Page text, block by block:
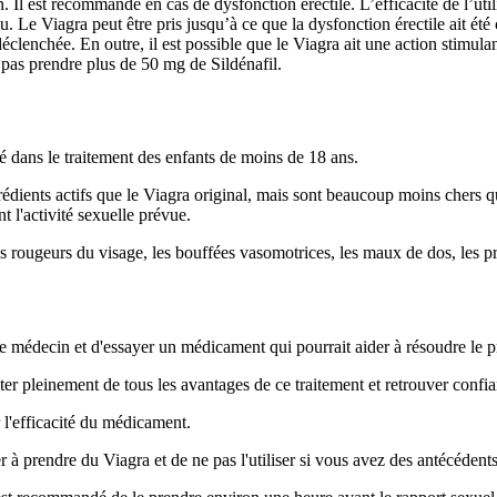
Le Viagra peut être pris jusqu’à ce que la dysfonction érectile ait
En outre, il est possible que le Viagra ait une action
prendre plus de 50 mg de Sildénafil.
le traitement des enfants de moins de 18 ans.
actifs que le Viagra original, mais sont beaucoup moins
l'activité sexuelle prévue.
du visage, les bouffées vasomotrices, les maux de dos, les
et d'essayer un médicament qui pourrait aider à résoudre le
pleinement de tous les avantages de ce traitement et retrouver
du médicament.
prendre du Viagra et de ne pas l'utiliser si vous avez des